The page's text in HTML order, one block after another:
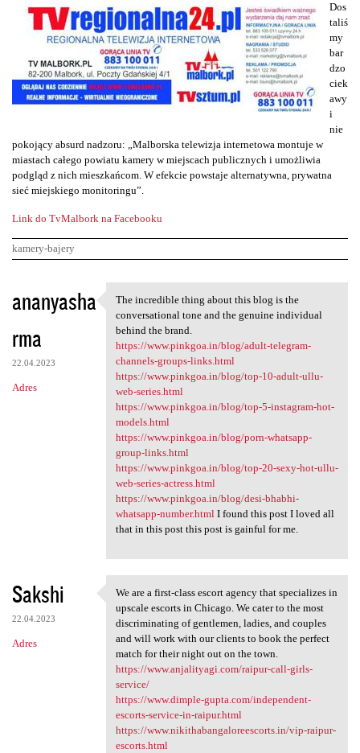
Dos
taliś
my
bar
dzo
ciek
awy
i
nie
pokojący absurd nadzoru: „Malborska telewizja internetowa montuje w
miastach całego powiatu kamery w miejscach publicznych i umożliwia
podgląd z nich mieszkańcom. W efekcie powstaje alternatywna, prywatna
sieć miejskiego monitoringu”.
Link do TvMalbork na Facebooku
kamery-bajery
K
o
m
e
n
ananyasha
rma
22.04.2023
Adres
The incredible thing about
The incredible thing about this blog is the
conversational tone and the genuine individual
behind the brand.
https://www.pinkgoa.in/blog/adult-telegram-
channels-groups-links.html
https://www.pinkgoa.in/blog/top-10-adult-ullu-
web-series.html
https://www.pinkgoa.in/blog/top-5-instagram-hot-
models.html
https://www.pinkgoa.in/blog/porn-whatsapp-
group-links.html
https://www.pinkgoa.in/blog/top-20-sexy-hot-ullu-
web-series-actress.html
https://www.pinkgoa.in/blog/desi-bhabhi-
whatsapp-number.htmlI found this post I loved all
that in this post this post is gainful for me.
Sakshi
22.04.2023
Adres
We are a first-class escort
We are a first-class escort agency that specializes in
upscale escorts in Chicago. We cater to the most
discriminating of gentlemen, ladies, and couples
and will work with our clients to book the perfect
match for their night out on the town.
https://www.anjalityagi.com/raipur-call-girls-
service/
https://www.dimple-gupta.com/independent-
escorts-service-in-raipur.html
https://www.nikithabangaloreescorts.in/vip-raipur-
escorts.html